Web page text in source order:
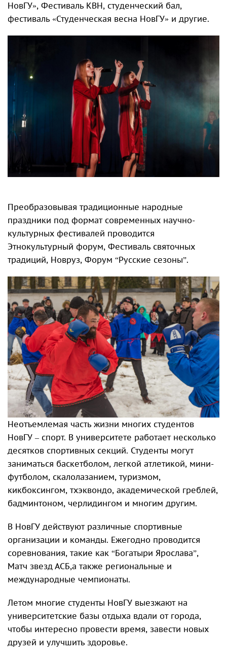
НовГУ», Фестиваль КВН, студенческий бал,
фестиваль «Студенческая весна НовГУ» и другие.
Преобразовывая традиционные народные
праздники под формат современных научно-
культурных фестивалей проводится
Этнокультурный форум, Фестиваль святочных
традиций, Новруз, Форум “Русские сезоны”.
Неотъемлемая часть жизни многих студентов
НовГУ – спорт. В университете работает несколько
десятков спортивных секций. Студенты могут
заниматься баскетболом, легкой атлетикой, мини-
футболом, скалолазанием, туризмом,
кикбоксингом, тхэквондо, академической греблей,
бадминтоном, черлидингом и многим другим.
В НовГУ действуют различные спортивные
организации и команды. Ежегодно проводится
соревнования, такие как “Богатыри Ярослава”,
Матч звезд АСБ,а также региональные и
международные чемпионаты.
Летом многие студенты НовГУ выезжают на
университетские базы отдыха вдали от города,
чтобы интересно провести время, завести новых
друзей и улучшить здоровье.